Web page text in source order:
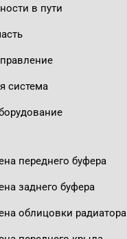
в пути
система
переднего буфера
заднего буфера
облицовки радиатора